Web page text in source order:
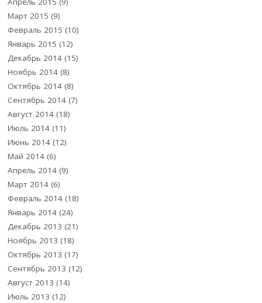
Март 2015 (9)
Февраль 2015 (10)
Январь 2015 (12)
Декабрь 2014 (15)
Ноябрь 2014 (8)
Октябрь 2014 (8)
Сентябрь 2014 (7)
Август 2014 (18)
Июль 2014 (11)
Июнь 2014 (12)
Май 2014 (6)
Апрель 2014 (9)
Март 2014 (6)
Февраль 2014 (18)
Январь 2014 (24)
Декабрь 2013 (21)
Ноябрь 2013 (18)
Октябрь 2013 (17)
Сентябрь 2013 (12)
Август 2013 (14)
Июль 2013 (12)